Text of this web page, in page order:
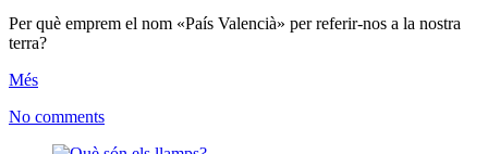
Per què emprem el nom «País Valencià» per referir-nos a la nostra
terra?
Més
No comments